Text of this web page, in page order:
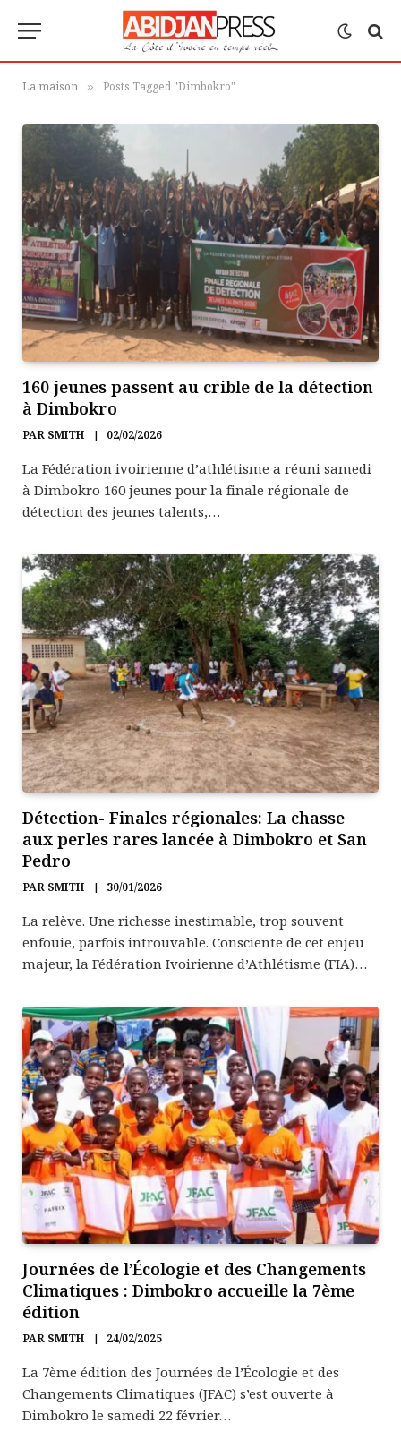
La maison » Posts Tagged "Dimbokro"
160 jeunes passent au crible de la détection
à Dimbokro
PAR SMITH 02/02/2026
La Fédération ivoirienne d’athlétisme a réuni samedi
à Dimbokro 160 jeunes pour la finale régionale de
détection des jeunes talents,…
Détection- Finales régionales: La chasse
aux perles rares lancée à Dimbokro et San
Pedro
PAR SMITH 30/01/2026
La relève. Une richesse inestimable, trop souvent
enfouie, parfois introuvable. Consciente de cet enjeu
majeur, la Fédération Ivoirienne d’Athlétisme (FIA)…
Journées de l’Écologie et des Changements
Climatiques : Dimbokro accueille la 7ème
édition
PAR SMITH 24/02/2025
La 7ème édition des Journées de l’Écologie et des
Changements Climatiques (JFAC) s’est ouverte à
Dimbokro le samedi 22 février…